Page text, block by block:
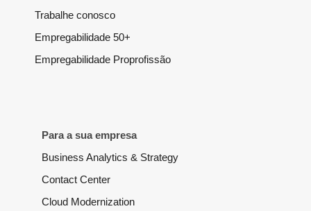
Trabalhe conosco
Empregabilidade 50+
Empregabilidade Proprofissão
Para a sua empresa
Business Analytics & Strategy
Contact Center
Cloud Modernization